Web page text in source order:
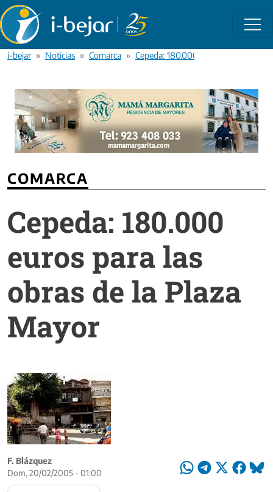
Pasar al contenido principal
i-bejar Noticias Comarca Cepeda: 180.000 euros para las
COMARCA
Cepeda: 180.000
euros para las
obras de la Plaza
Mayor
F. Blázquez
Dom, 20/02/2005 - 01:00